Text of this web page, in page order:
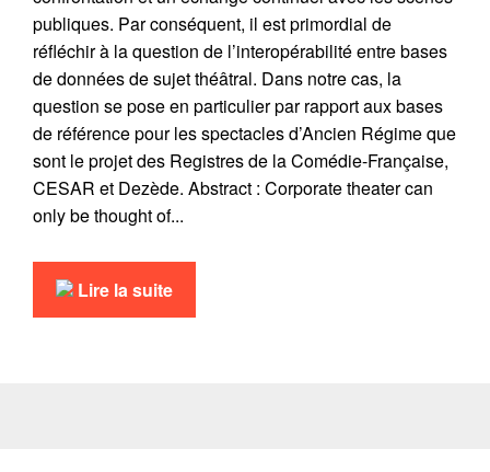
publiques. Par conséquent, il est primordial de
réfléchir à la question de l’interopérabilité entre bases
de données de sujet théâtral. Dans notre cas, la
question se pose en particulier par rapport aux bases
de référence pour les spectacles d’Ancien Régime que
sont le projet des Registres de la Comédie-Française,
CESAR et Dezède. Abstract : Corporate theater can
only be thought of...
Lire la suite